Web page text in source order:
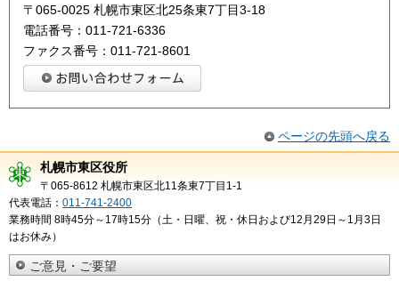
〒065-0025 札幌市東区北25条東7丁目3-18
電話番号：011-721-6336
ファクス番号：011-721-8601
ページの先頭へ戻る
札幌市東区役所
〒065-8612 札幌市東区北11条東7丁目1-1
代表電話： 011-741-2400
業務時間 8時45分～17時15分（土・日曜、祝・休日および12月29日～1月3日
はお休み）
ご意見・ご要望